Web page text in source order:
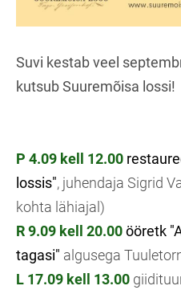
Suvi kestab veel
kutsub Suuremõisa lossi!
P 4.09 kell 12.00
lossis", juhendaja Sigrid
kohta lähiajal)
R 9.09 kell 20.00ööretk
tagasi" algusega
L 17.09 kell 13.00